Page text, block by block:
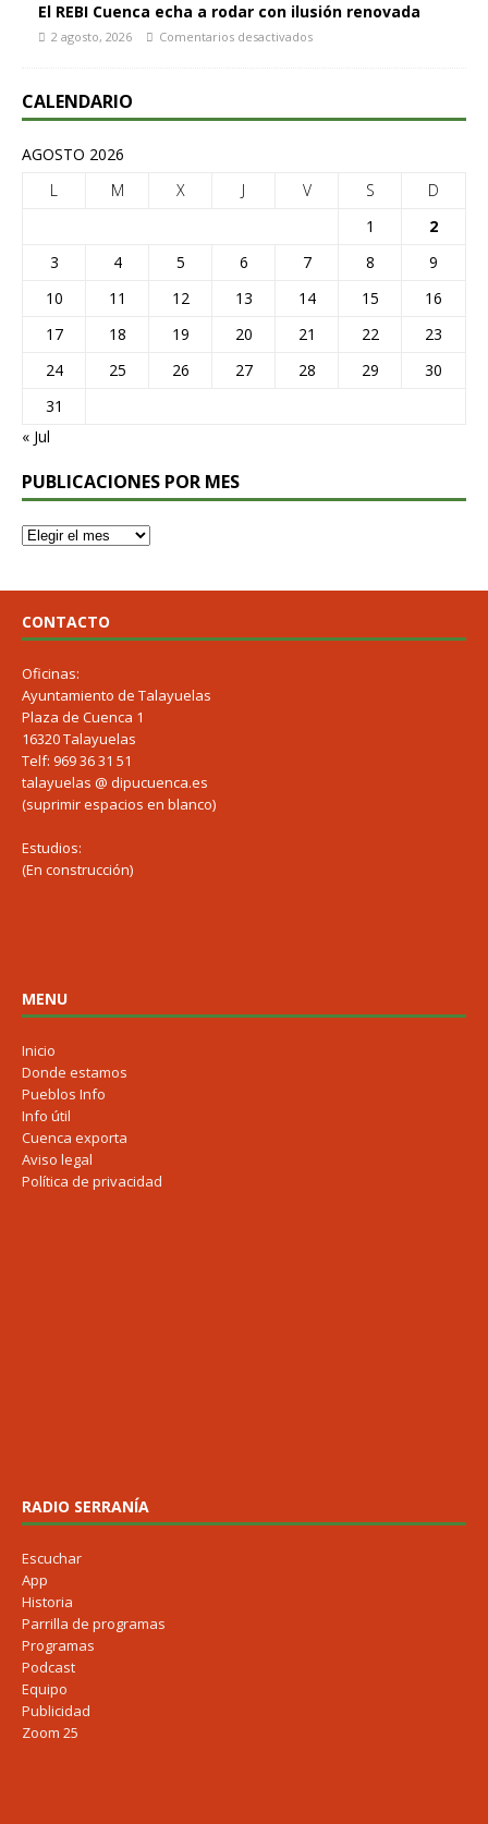
El REBI Cuenca echa a rodar con ilusión renovada
2 agosto, 2026 Comentarios desactivados
CALENDARIO
AGOSTO 2026
L
M X J V S
D
1
2
3
4 5 6 7 8
9
10
11 12 13 14 15
16
17
18 19 20 21 22
23
24
25 26 27 28 29
30
31
« Jul
PUBLICACIONES POR MES
CONTACTO
Oficinas:
Ayuntamiento de Talayuelas
Plaza de Cuenca 1
16320 Talayuelas
Telf: 969 36 31 51
talayuelas @ dipucuenca.es
(suprimir espacios en blanco)
Estudios:
(En construcción)
MENU
Inicio
Donde estamos
Pueblos Info
Info útil
Cuenca exporta
Aviso legal
Política de privacidad
RADIO SERRANÍA
Escuchar
App
Historia
Parrilla de programas
Programas
Podcast
Equipo
Publicidad
Zoom 25